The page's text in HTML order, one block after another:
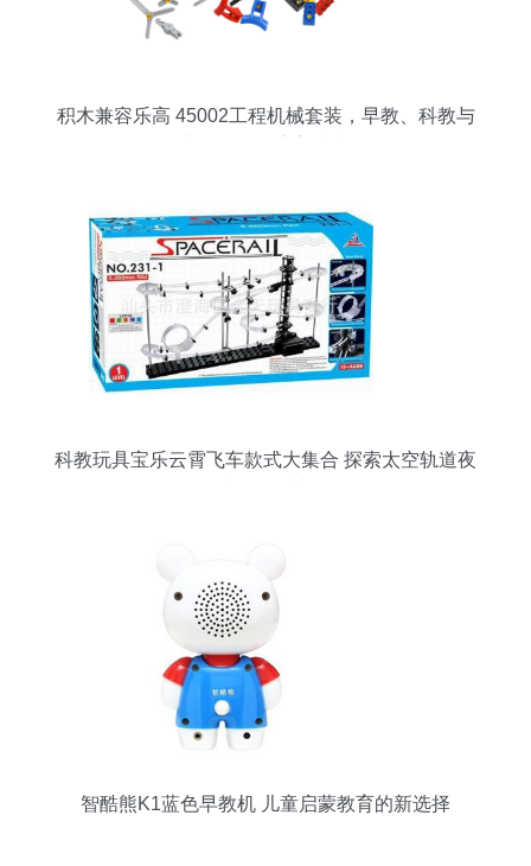
积木兼容乐高 45002工程机械套装，早教、科教与
科教玩具宝乐云霄飞车款式大集合 探索太空轨道夜
智酷熊K1蓝色早教机 儿童启蒙教育的新选择